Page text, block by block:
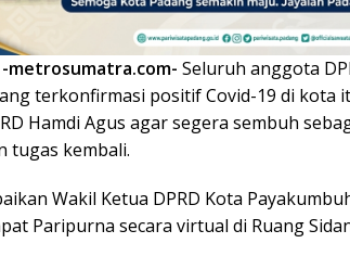
metrosumatra.com- Seluruh anggota
terkonfirmasi positif Covid-19 di kota
Hamdi Agus agar segera sembuh
tugas kembali.
Wakil Ketua DPRD Kota
Paripurna secara virtual di Ruang